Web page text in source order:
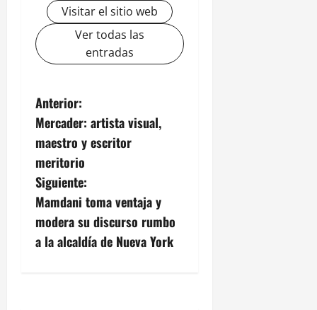
Visitar el sitio web
Ver todas las
entradas
N
a
v
e
g
a
Anterior:
Mercader: artista visual,
maestro y escritor
meritorio
Siguiente:
Mamdani toma ventaja y
modera su discurso rumbo
a la alcaldía de Nueva York